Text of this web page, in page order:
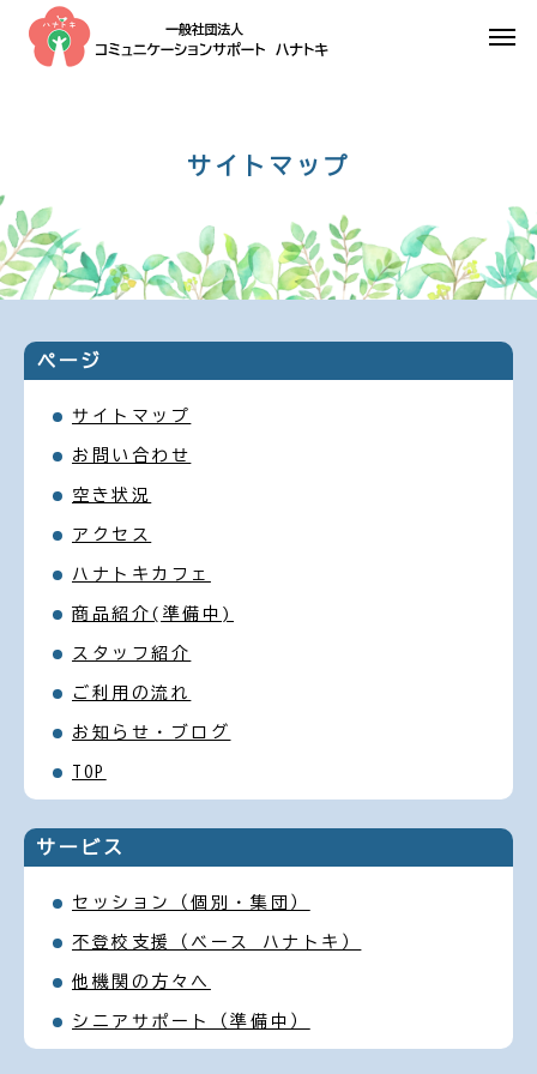
サ イ ト マ ッ プ
ページ
サイトマップ
お問い合わせ
空き状況
アクセス
ハナトキカフェ
商品紹介(準備中)
スタッフ紹介
ご利用の流れ
お知らせ・ブログ
TOP
サービス
セッション（個別・集団）
不登校支援（ベース ハナトキ）
他機関の方々へ
シニアサポート（準備中）